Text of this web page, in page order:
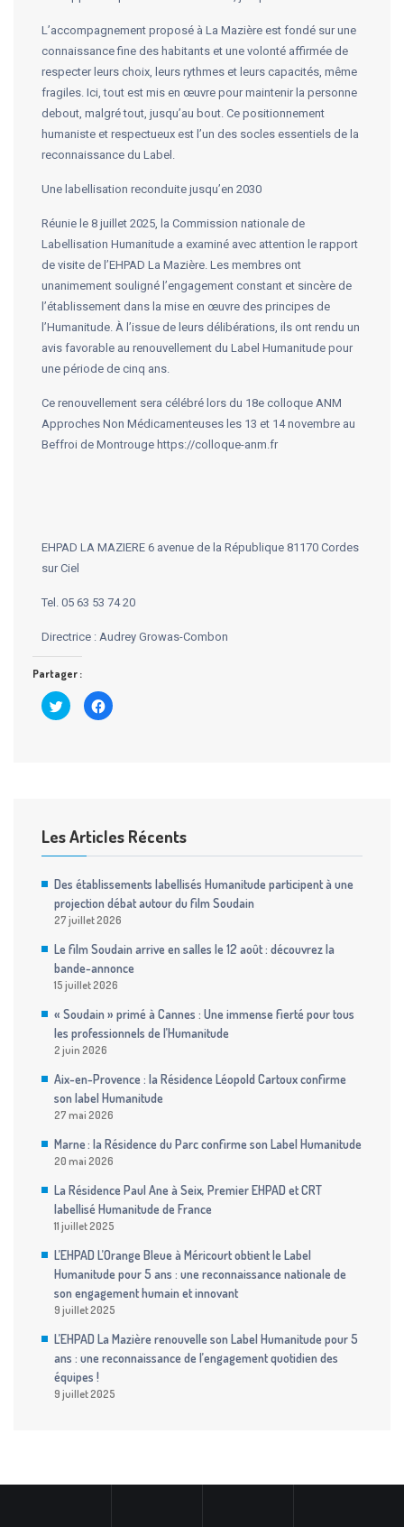
L’accompagnement proposé à La Mazière est fondé sur une
connaissance fine des habitants et une volonté affirmée de
respecter leurs choix, leurs rythmes et leurs capacités, même
fragiles. Ici, tout est mis en œuvre pour maintenir la personne
debout, malgré tout, jusqu’au bout. Ce positionnement
humaniste et respectueux est l’un des socles essentiels de la
reconnaissance du Label.
Une labellisation reconduite jusqu’en 2030
Réunie le 8 juillet 2025, la Commission nationale de
Labellisation Humanitude a examiné avec attention le rapport
de visite de l’EHPAD La Mazière. Les membres ont
unanimement souligné l’engagement constant et sincère de
l’établissement dans la mise en œuvre des principes de
l’Humanitude. À l’issue de leurs délibérations, ils ont rendu un
avis favorable au renouvellement du Label Humanitude pour
une période de cinq ans.
Ce renouvellement sera célébré lors du 18e colloque ANM
Approches Non Médicamenteuses les 13 et 14 novembre au
Beffroi de Montrouge https://colloque-anm.fr
EHPAD LA MAZIERE 6 avenue de la République 81170 Cordes
sur Ciel
Tel. 05 63 53 74 20
Directrice : Audrey Growas-Combon
Partager :
Cliquez
pour
partager
Cliquez
pour
Les Articles Récents
Des établissements labellisés Humanitude participent à une
projection débat autour du film Soudain
27 juillet 2026
Le film Soudain arrive en salles le 12 août : découvrez la
bande-annonce
15 juillet 2026
« Soudain » primé à Cannes : Une immense fierté pour tous
les professionnels de l’Humanitude
2 juin 2026
Aix-en-Provence : la Résidence Léopold Cartoux confirme
son label Humanitude
27 mai 2026
Marne : la Résidence du Parc confirme son Label Humanitude
20 mai 2026
La Résidence Paul Ane à Seix, Premier EHPAD et CRT
labellisé Humanitude de France
11 juillet 2025
L’EHPAD L’Orange Bleue à Méricourt obtient le Label
Humanitude pour 5 ans : une reconnaissance nationale de
son engagement humain et innovant
9 juillet 2025
L’EHPAD La Mazière renouvelle son Label Humanitude pour 5
ans : une reconnaissance de l’engagement quotidien des
équipes !
9 juillet 2025